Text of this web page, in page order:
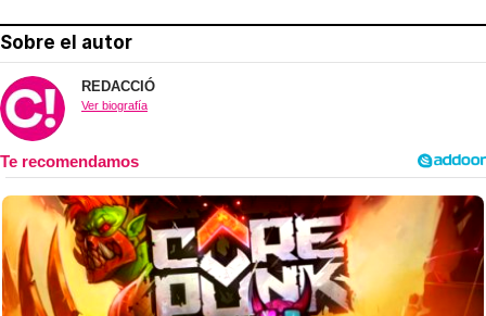
Sobre el autor
REDACCIÓ
Ver biografía